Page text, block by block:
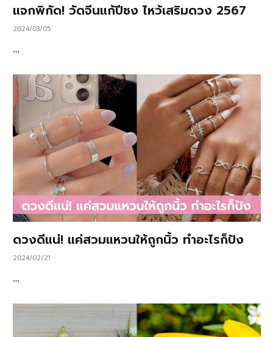
แจกพิกัด! วัดจีนแก้ปีชง ไหว้เสริมดวง 2567
2024/03/05
…
ดวงดีแน่! แค่สวมแหวนให้ถูกนิ้ว ทำอะไรก็ปัง
2024/02/21
…